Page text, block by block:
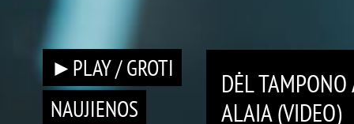
►PLAY / GROTI
NAUJIENOS
DĖL
ALAIA (VIDEO)